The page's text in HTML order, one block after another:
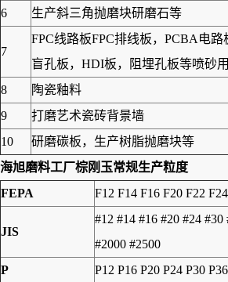
6 生产斜三角抛磨块研磨石等
7
FPC线路板FPC排线板，PCBA电
盲孔板，HDI板，阻埋孔板等喷砂用
8
陶瓷釉料
9
打磨艺术瓷砖背景墙
10
研磨碳板，生产树脂抛磨块等
海旭磨料工厂棕刚玉常规生产粒度
FEPA
F12 F14 F16 F20 F22
JIS
#12 #14 #16 #20 #24
#2000 #2500
P
P12 P16 P20 P24 P30